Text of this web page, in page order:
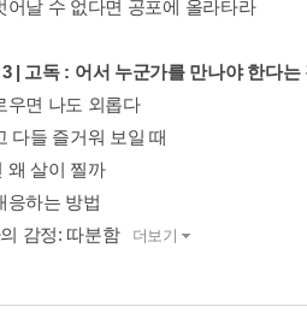
어날 수 없다면 공포에 올라타라
| 고독 : 어서 누군가를 만나야 한다는
우면 나도 외롭다
다들 즐거워 보일 때
왜 살이 찔까
응하는 방법
감정: 따분함
더보기